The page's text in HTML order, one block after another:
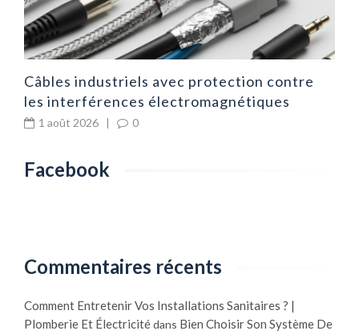
Câbles industriels avec protection contre
les interférences électromagnétiques
1 août 2026 | 0
Facebook
Commentaires récents
Comment Entretenir Vos Installations Sanitaires ? |
Plomberie Et Électricitédans Bien Choisir Son Système De